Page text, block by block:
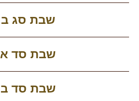
שבת סג ב
שבת סד א
שבת סד ב